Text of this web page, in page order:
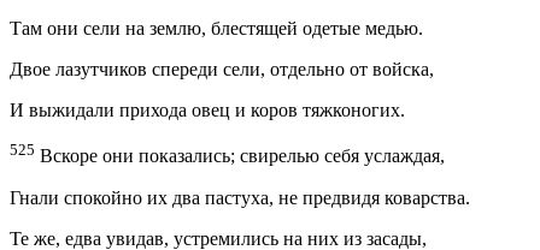
Там они сели на землю, блестящей одетые медью.
Двое лазутчиков спереди сели, отдельно от войска,
И выжидали прихода овец и коров тяжконогих.
525 Вскоре они показались; свирелью себя услаждая,
Гнали спокойно их два пастуха, не предвидя коварства.
Те же, едва увидав, устремились на них из засады,